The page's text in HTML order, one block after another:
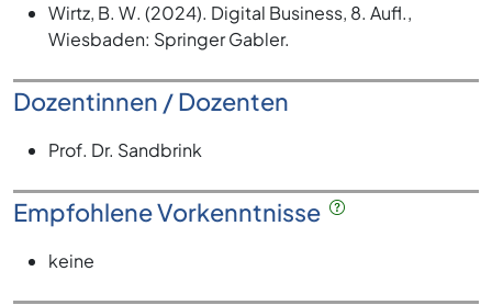
Wirtz, B. W. (2024). Digital Business, 8. Aufl.,
Wiesbaden: Springer Gabler.
Dozentinnen / Dozenten
Prof. Dr. Sandbrink
Empfohlene Vorkenntnisse
keine